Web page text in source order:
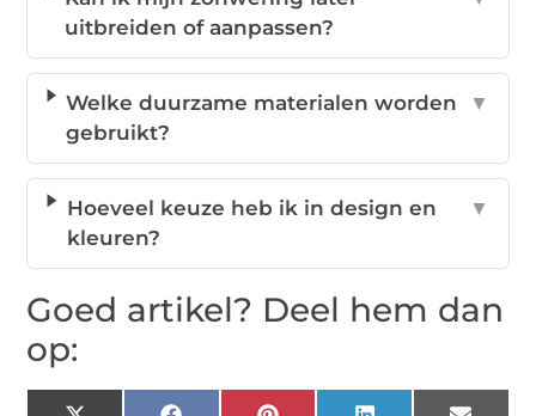
uitbreiden of aanpassen?
Welke duurzame materialen worden
gebruikt?
▼
Hoeveel keuze heb ik in design en
kleuren?
▼
Goed artikel? Deel hem dan
op: